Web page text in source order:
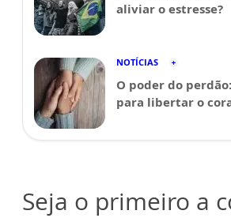
aliviar o estresse?
NOTÍCIAS
O poder do
para libertar o
Seja o primeiro a